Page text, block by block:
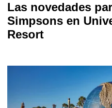
Las novedades
Simpsons en
Resort